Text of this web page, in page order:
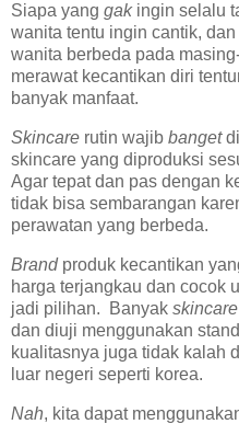
Siapa yang gakingin selalu
wanita tentu ingin cantik,
wanita berbeda pada
merawat kecantikan diri
banyak manfaat.
Skincare rutin wajib banget
skincare yang diproduksi
Agar tepat dan pas dengan
tidak bisa sembarangan
perawatan yang berbeda.
Brandproduk kecantikan
harga terjangkau dan cocok
jadi pilihan. Banyak
dan diuji menggunakan
kualitasnya juga tidak kalah
luar negeri seperti korea.
Nah, kita dapat